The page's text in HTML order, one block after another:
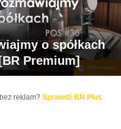
o spółkach
Premium]
reklam? Sprawdź BR Plus